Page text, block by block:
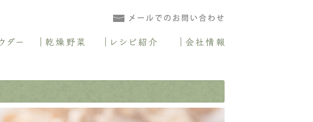
ドラベジ.comとは 野菜パウダー 乾燥野菜